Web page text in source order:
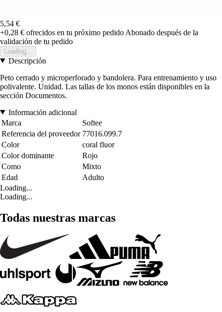
5,54 €
+0,28 € ofrecidos en tu próximo pedido Abonado después de la
validación de tu pedido
Loading...
Descripción
Peto cerrado y microperforado y bandolera. Para entrenamiento y uso
polivalente. Unidad. Las tallas de los monos están disponibles en la
sección Documentos.
Información adicional
Marca
Softee
Referencia del proveedor 77016.099.7
Color
coral fluor
Color dominante
Rojo
Como
Mixto
Edad
Adulto
Loading...
Loading...
Todas nuestras marcas